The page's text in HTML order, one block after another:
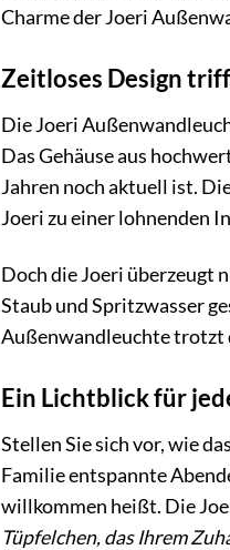
Charme der Joeri
Zeitloses Design
Die Joeri
Das Gehäuse aus
Jahren noch aktuell ist.
Joeri zu einer lohnenden
Doch die Joeri überzeugt
Staub und Spritzwasser
Außenwandleuchte trotzt
Ein Lichtblick für
Stellen Sie sich vor, wie
Familie entspannte
willkommen heißt. Die
Tüpfelchen, das Ihrem